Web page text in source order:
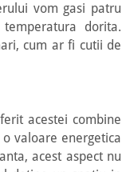
vom gasi patru
dorita.
cum ar fi cutii de
acestei combine
valoare energetica
acest aspect nu